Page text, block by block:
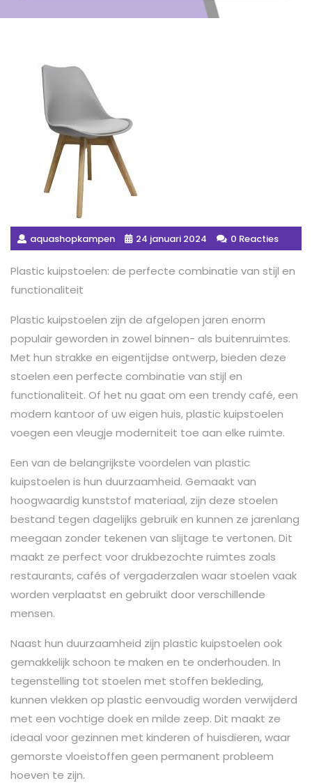
aquashopkampen 24 januari 2024 0 Reacties
Plastic kuipstoelen: de perfecte combinatie van stijl en
functionaliteit
Plastic kuipstoelen zijn de afgelopen jaren enorm
populair geworden in zowel binnen- als buitenruimtes.
Met hun strakke en eigentijdse ontwerp, bieden deze
stoelen een perfecte combinatie van stijl en
functionaliteit. Of het nu gaat om een trendy café, een
modern kantoor of uw eigen huis, plastic kuipstoelen
voegen een vleugje moderniteit toe aan elke ruimte.
Een van de belangrijkste voordelen van plastic
kuipstoelen is hun duurzaamheid. Gemaakt van
hoogwaardig kunststof materiaal, zijn deze stoelen
bestand tegen dagelijks gebruik en kunnen ze jarenlang
meegaan zonder tekenen van slijtage te vertonen. Dit
maakt ze perfect voor drukbezochte ruimtes zoals
restaurants, cafés of vergaderzalen waar stoelen vaak
worden verplaatst en gebruikt door verschillende
mensen.
Naast hun duurzaamheid zijn plastic kuipstoelen ook
gemakkelijk schoon te maken en te onderhouden. In
tegenstelling tot stoelen met stoffen bekleding,
kunnen vlekken op plastic eenvoudig worden verwijderd
met een vochtige doek en milde zeep. Dit maakt ze
ideaal voor gezinnen met kinderen of huisdieren, waar
gemorste vloeistoffen geen permanent probleem
hoeven te zijn.